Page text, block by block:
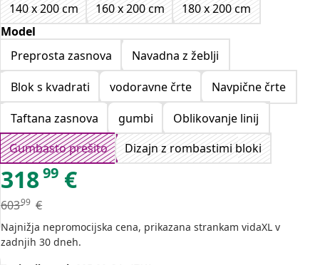
140 x 200 cm
160 x 200 cm
180 x 200 cm
Model
Preprosta zasnova
Navadna z žeblji
Blok s kvadrati
vodoravne črte
Navpične črte
Taftana zasnova
gumbi
Oblikovanje linij
Gumbasto prešito
Dizajn z rombastimi bloki
31899 €
60399 €
Najnižja nepromocijska cena, prikazana strankam vidaXL v
zadnjih 30 dneh.